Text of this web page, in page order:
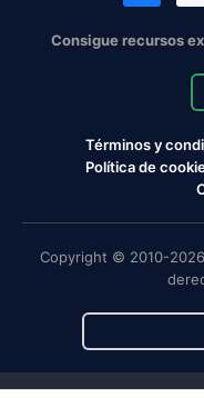
Consigue recursos
Términos y
Política de
Copyright © 2010-